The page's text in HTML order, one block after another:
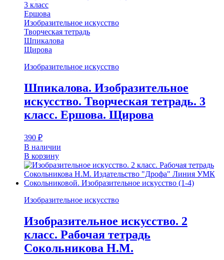
3 класс
Ершова
Изобразительное искусство
Творческая тетрадь
Шпикалова
Щирова
Изобразительное искусство
Шпикалова. Изобразительное
искусство. Творческая тетрадь. 3
класс. Ершова. Щирова
390 ₽
В наличии
В корзину
Изобразительное искусство
Изобразительное искусство. 2
класс. Рабочая тетрадь
Сокольникова Н.М.